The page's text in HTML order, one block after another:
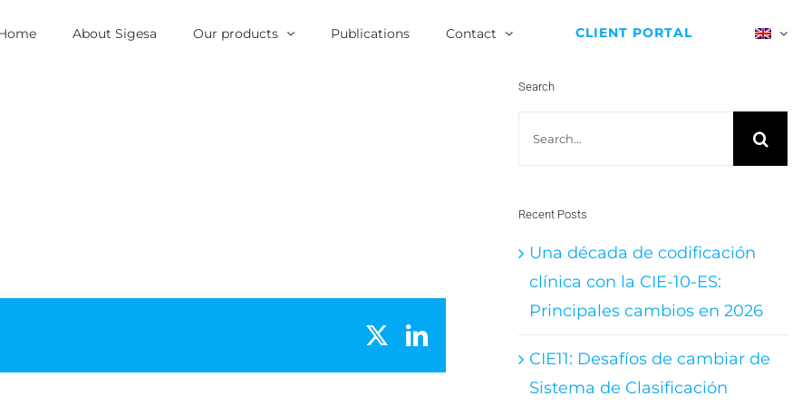
About Sigesa Our products Publications Contact CLIENT PORTAL
LinkedIn
Search
Recent Posts
Una década de codificación
clínica con la CIE-10-ES:
Principales cambios en 2026
CIE11: Desafíos de cambiar de
Sistema de Clasificación